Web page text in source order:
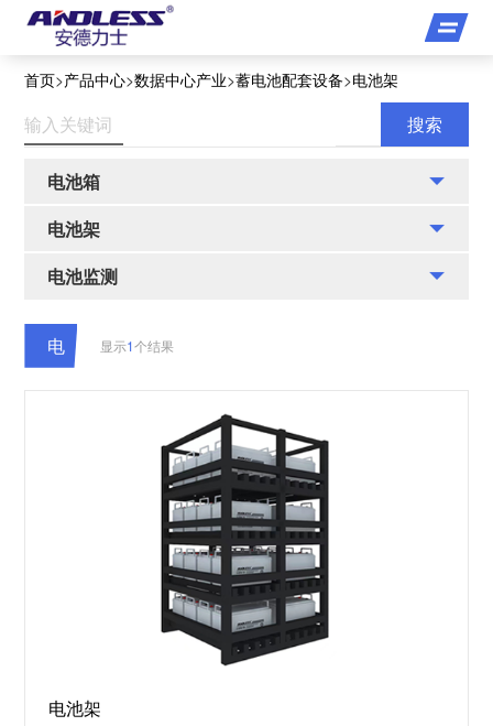
首页>产品中心>数据中心产业>蓄电池配套设备>电池架
电池箱
电池架
电池监测
电
池
显示1个结果
电池架